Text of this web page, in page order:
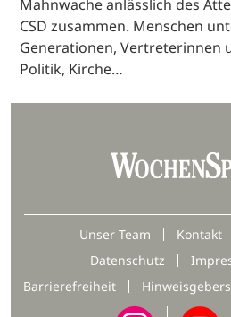
Mahnwache anlässlich des
CSD zusammen. Menschen
Generationen, Vertreterinnen
Politik, Kirche…
Unser Team Kontakt
Datenschutz
Barrierefreiheit